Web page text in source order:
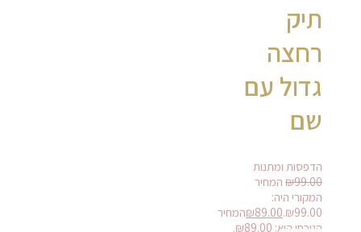
תיק
רחצה
גדול עם
שם
הדפסות ומתנות
₪99.00
המחיר
המקורי היה:
₪99.00.
₪89.00
המחיר
הנוכחי הוא: ₪89.00.